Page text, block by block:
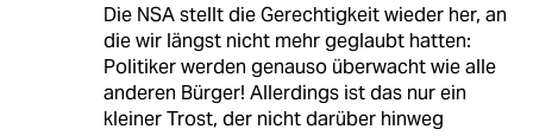
Die NSA stellt die Gerechtigkeit wieder her, an
die wir längst nicht mehr geglaubt hatten:
Politiker werden genauso überwacht wie alle
anderen Bürger! Allerdings ist das nur ein
kleiner Trost, der nicht darüber hinweg